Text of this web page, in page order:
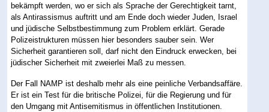
bekämpft werden, wo er sich als Sprache der Gerechtigkeit tarnt,
als Antirassismus auftritt und am Ende doch wieder Juden, Israel
und jüdische Selbstbestimmung zum Problem erklärt. Gerade
Polizeistrukturen müssen hier besonders sauber sein. Wer
Sicherheit garantieren soll, darf nicht den Eindruck erwecken, bei
jüdischer Sicherheit mit zweierlei Maß zu messen.
Der Fall NAMP ist deshalb mehr als eine peinliche Verbandsaffäre.
Er ist ein Test für die britische Polizei, für die Regierung und für
den Umgang mit Antisemitismus in öffentlichen Institutionen.